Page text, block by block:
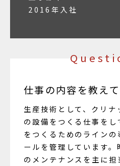
2016年入社
仕事の内容を教え
生産技術として、クリ
の設備をつくる仕事を
をつくるためのライン
ールを管理しています
のメンテナンスを主に担